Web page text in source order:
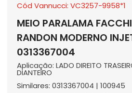
Cód Vannucci: VC3257-9958*1
MEIO PARALAMA
RANDON MODERNO
0313367004
Aplicação: LADO DIREITO
DIANTEIRO
Similares: 0313367004 | 100945